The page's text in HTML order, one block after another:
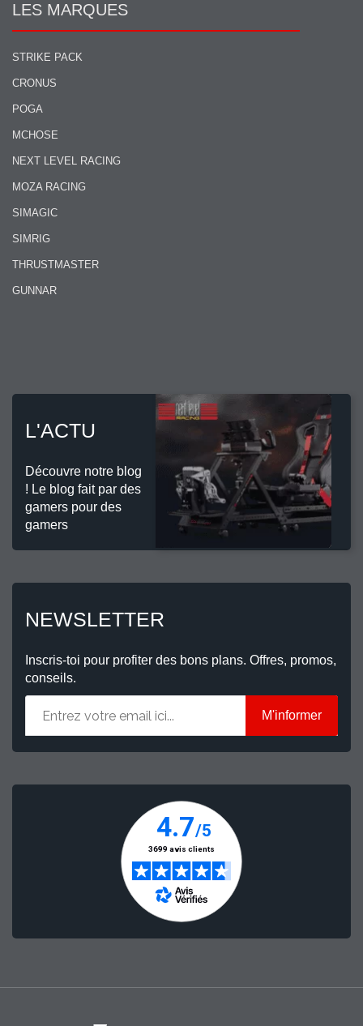
LES MARQUES
STRIKE PACK
CRONUS
POGA
MCHOSE
NEXT LEVEL RACING
MOZA RACING
SIMAGIC
SIMRIG
THRUSTMASTER
GUNNAR
L'ACTU
Découvre notre blog
! Le blog fait par des
gamers pour des
gamers
NEWSLETTER
Inscris-toi pour profiter des bons plans. Offres, promos,
conseils.
M'informer